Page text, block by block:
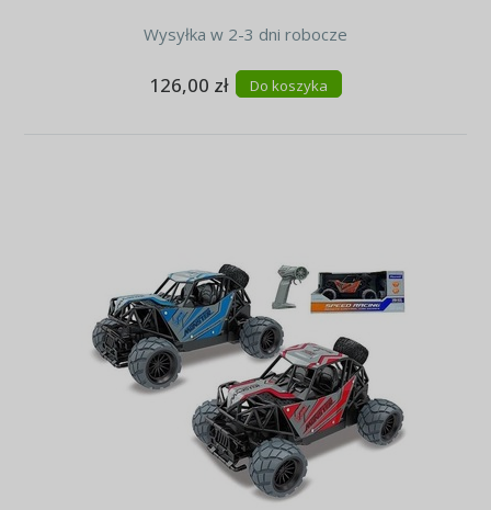
Wysyłka w 2-3 dni robocze
126,00 zł Do koszyka